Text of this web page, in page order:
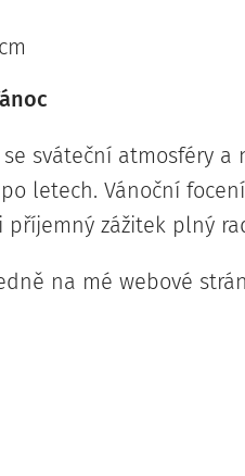
sváteční atmosféry a
letech. Vánoční
zážitek plný
na mé webové